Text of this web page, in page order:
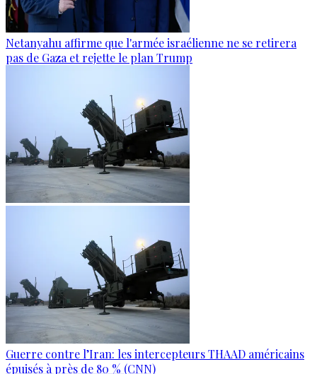
Netanyahu affirme que l'armée israélienne ne se retirera
pas de Gaza et rejette le plan Trump
Guerre contre l’Iran: les intercepteurs THAAD américains
épuisés à près de 80 % (CNN)